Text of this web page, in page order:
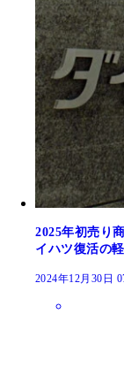
2025年初売り
イハツ復活の
2024年12月30日